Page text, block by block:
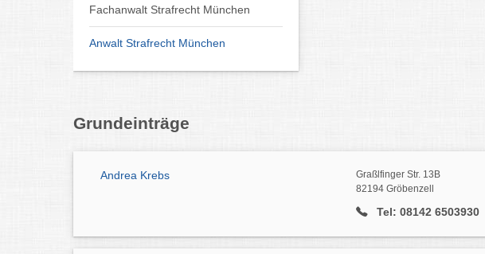
Fachanwalt Strafrecht München
Anwalt Strafrecht München
Grundeinträge
Andrea Krebs
Graßlfinger Str. 13B
82194 Gröbenzell
Tel: 08142 6503930